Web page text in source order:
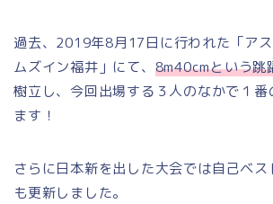
過去、2019年8月17日に行われた「ア
ムズイン福井」にて、 8m40cmという跳
樹立し、今回出場する３人のなかで１番
ます！
さらに日本新を出した大会では自己ベス
も更新しました。